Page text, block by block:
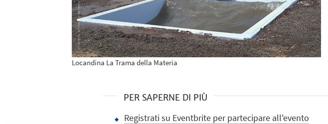
Locandina La Trama della Materia
PER SAPERNE DI PIÙ
Registrati su Eventbrite per partecipare all'evento